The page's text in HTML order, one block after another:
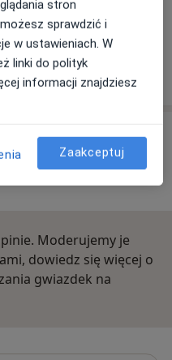
Moderujemy je
dowiedz się więcej o
gwiazdek na
stron
sprawdzić i
w ustawieniach. W
linki do polityk
informacji znajdziesz
Zaakceptuj